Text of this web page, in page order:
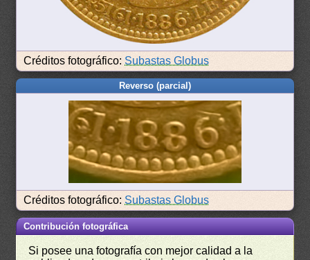
Créditos fotográfico: Subastas Globus
Reverso (parcial)
Créditos fotográfico: Subastas Globus
Contribución fotográfica
Si posee una fotografía con mejor calidad a la